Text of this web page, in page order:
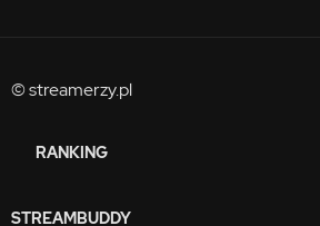
© streamerzy.pl
RANKING
STREAMBUDDY